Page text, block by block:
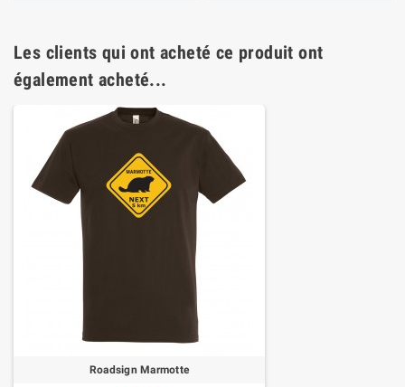
Les clients qui ont acheté ce produit ont
également acheté...
Roadsign Marmotte